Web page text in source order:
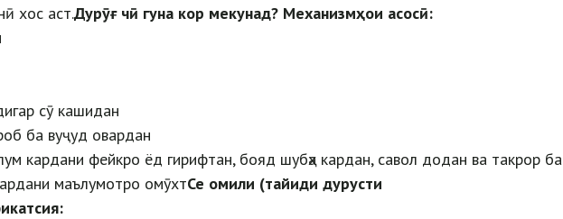
хос аст.Дурӯғ чӣ гуна кор мекунад? Механизмҳои асосӣ:
сӯ кашидан
ба вуҷуд овардан
кардани фейкро ёд гирифтан, бояд шубҳа кардан, савол додан ва такрор ба
маълумотро омӯхтСе омили (тайиди дурусти